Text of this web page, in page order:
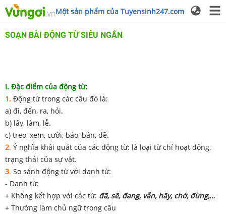
Một sản phẩm của Tuyensinh247.com
SOẠN BÀI ĐỘNG TỪ SIÊU NGẮN
I. Đặc điểm của động từ:
1. Động từ trong các câu đó là:
a) đi, đến, ra, hỏi.
b) lấy, làm, lễ.
c) treo, xem, cười, bảo, bán, đề.
2. Ý nghĩa khái quát của các động từ: là loại từ chỉ hoạt động,
trạng thái của sự vật.
3. So sánh động từ với danh từ:
- Danh từ:
+ Không kết hợp với các từ: đã, sẽ, đang, vẫn, hãy, chớ, đừng,…
+ Thường làm chủ ngữ trong câu